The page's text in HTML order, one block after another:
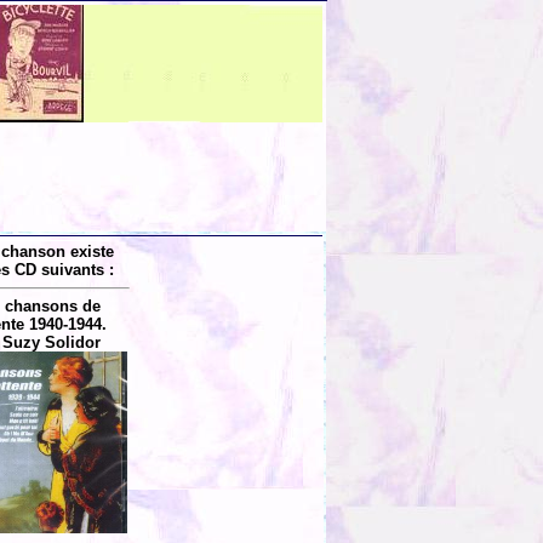
existe
CD suivants :
chansons de
1940-1944.
Suzy Solidor